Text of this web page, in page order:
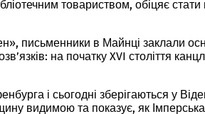
товариством, обіцяє
письменники в Майнці заклали
на початку XVI століття
і сьогодні зберігаються у
видимою та показує, як